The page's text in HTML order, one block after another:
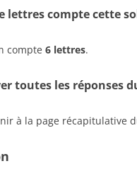
lettres compte cette
compte 6 lettres.
toutes les réponses
à la page récapitulative